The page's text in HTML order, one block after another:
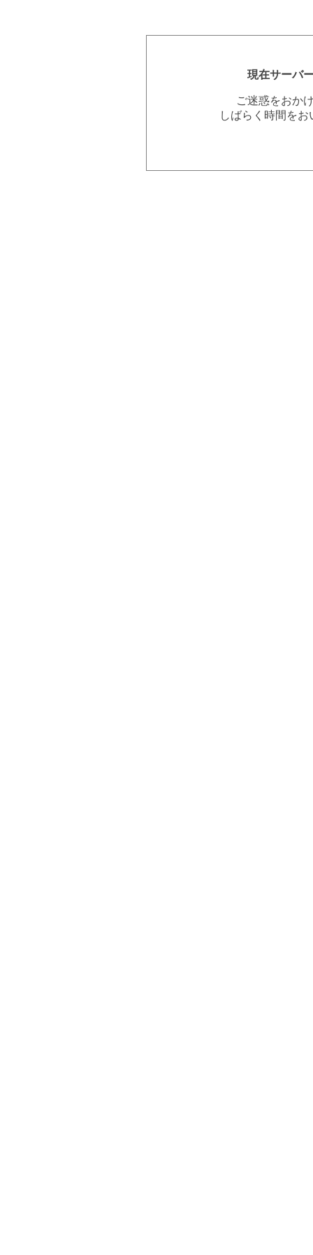
現在サーバ
ご迷惑をおか
しばらく時間を